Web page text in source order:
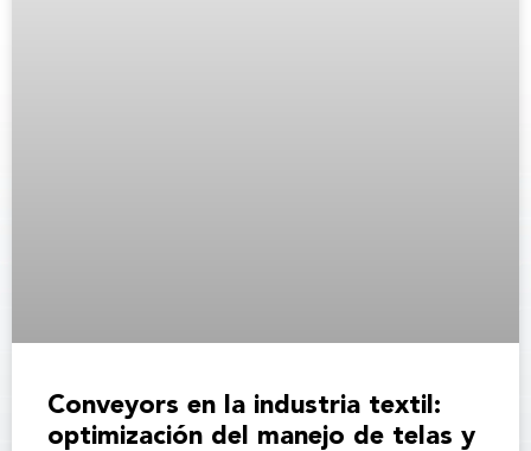
Conveyors en la industria textil:
optimización del manejo de telas y